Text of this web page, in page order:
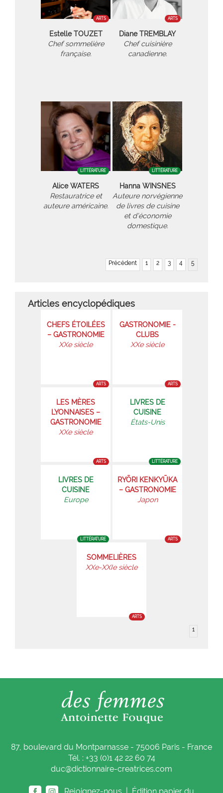
ARTS
Estelle TOUZET
Chef sommelière
française.
ARTS
Diane TREMBLAY
Chef cuisinière
canadienne.
LITTÉRATURE
Alice WATERS
Restauratrice et
auteure américaine.
LITTÉRATURE
Hanna WINSNES
Auteure norvégienne
de livres de cuisine
et d’économie
domestique.
Précédent 1 2 3 4 5
Articles encyclopédiques
CHEFS ÉTOILÉES
– GASTRONOMIE
XXe siècle
ARTS
GASTRONOMIE -
CLUBS
XXe siècle
ARTS
LES MÈRES
LYONNAISES –
GASTRONOMIE
XXe siècle
ARTS
LIVRES DE
CUISINE
États-Unis
LITTÉRATURE
LIVRES DE
CUISINE
Europe
LITTÉRATURE
RYŌRI KENKYŪKA
– GASTRONOMIE
Japon
ARTS
SOMMELIÈRES
XXe-XXIe siècle
ARTS
1
87, boulevard du Montparnasse - 75006 Paris - France
Tél. : +33 (0)1 42 22 60 74
duc@dictionnaire-creatrices.com
Rejoignez-nous | Édition papier du